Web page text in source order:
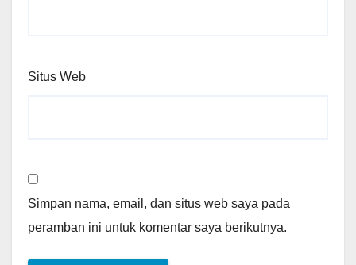
Situs Web
Simpan nama, email, dan situs web saya pada
peramban ini untuk komentar saya berikutnya.